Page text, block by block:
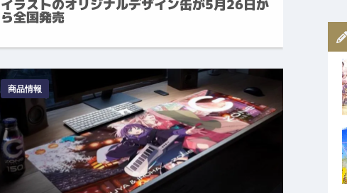
イラストのオリジナルデザイン缶が5月26日か
ら全国発売
商品情報